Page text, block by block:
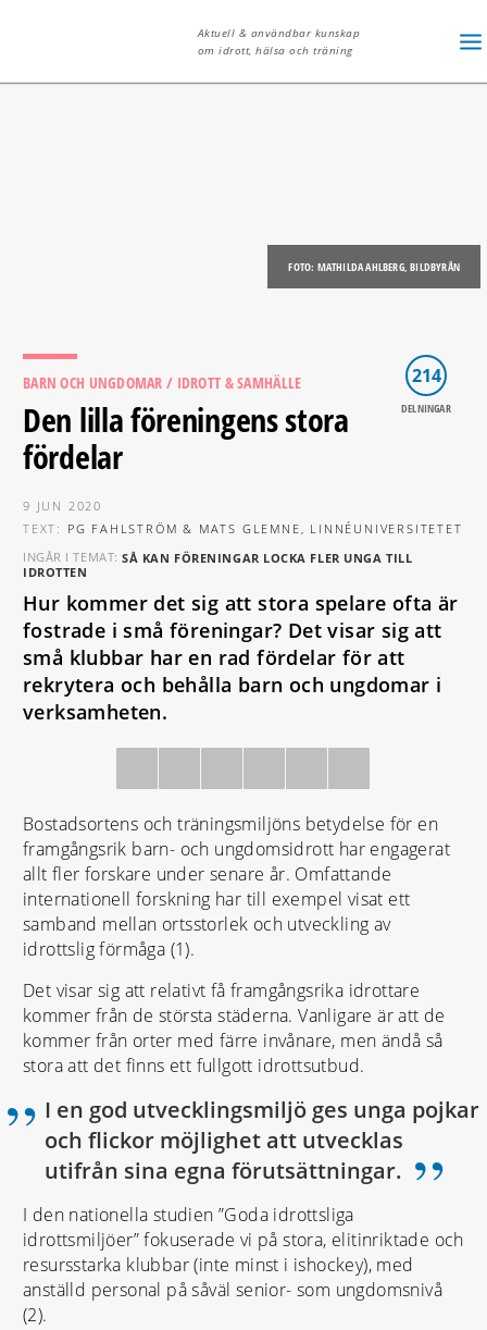
Aktuell & användbar kunskap
om idrott, hälsa och träning
FOTO: MATHILDA AHLBERG, BILDBYRÅN
214
DELNINGAR
BARN OCH UNGDOMAR/ IDROTT & SAMHÄLLE
Den lilla föreningens stora
fördelar
9 JUN 2020
TEXT: PG FAHLSTRÖM & MATS GLEMNE, LINNÉUNIVERSITETET
INGÅR I TEMAT:SÅ KAN FÖRENINGAR LOCKA FLER UNGA TILL
IDROTTEN
Hur kommer det sig att stora spelare ofta är
fostrade i små föreningar? Det visar sig att
små klubbar har en rad fördelar för att
rekrytera och behålla barn och ungdomar i
verksamheten.
Bostadsortens och träningsmiljöns betydelse för en
framgångsrik barn- och ungdomsidrott har engagerat
allt fler forskare under senare år. Omfattande
internationell forskning har till exempel visat ett
samband mellan ortsstorlek och utveckling av
idrottslig förmåga (1).
Det visar sig att relativt få framgångsrika idrottare
kommer från de största städerna. Vanligare är att de
kommer från orter med färre invånare, men ändå så
stora att det finns ett fullgott idrottsutbud.
I en god utvecklingsmiljö ges unga pojkar
och flickor möjlighet att utvecklas
utifrån sina egna förutsättningar. ”
I den nationella studien ”Goda idrottsliga
idrottsmiljöer” fokuserade vi på stora, elitinriktade och
resursstarka klubbar (inte minst i ishockey), med
anställd personal på såväl senior- som ungdomsnivå
(2).